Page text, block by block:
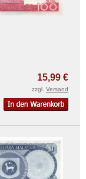
15,99 €
zzgl. Versand